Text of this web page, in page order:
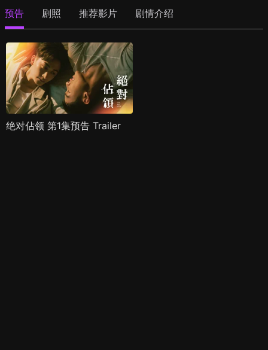
预告 剧照 推荐影片 剧情介绍
绝对佔领 第1集预告 Trailer